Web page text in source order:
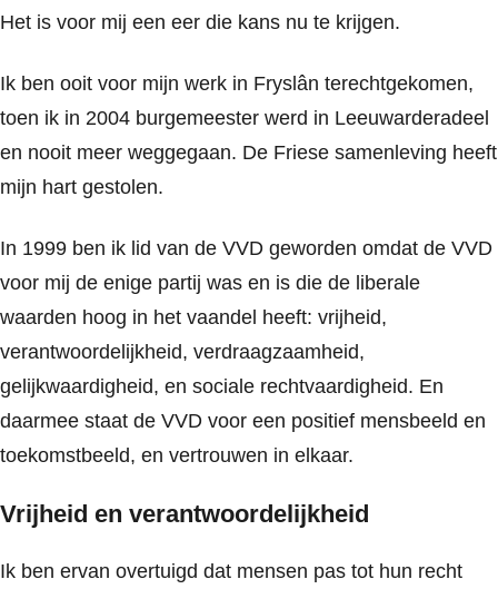
Het is voor mij een eer die kans nu te krijgen.
Ik ben ooit voor mijn werk in Fryslân terechtgekomen,
toen ik in 2004 burgemeester werd in Leeuwarderadeel
en nooit meer weggegaan. De Friese samenleving heeft
mijn hart gestolen.
In 1999 ben ik lid van de VVD geworden omdat de VVD
voor mij de enige partij was en is die de liberale
waarden hoog in het vaandel heeft: vrijheid,
verantwoordelijkheid, verdraagzaamheid,
gelijkwaardigheid, en sociale rechtvaardigheid. En
daarmee staat de VVD voor een positief mensbeeld en
toekomstbeeld, en vertrouwen in elkaar.
Vrijheid en verantwoordelijkheid
Ik ben ervan overtuigd dat mensen pas tot hun recht